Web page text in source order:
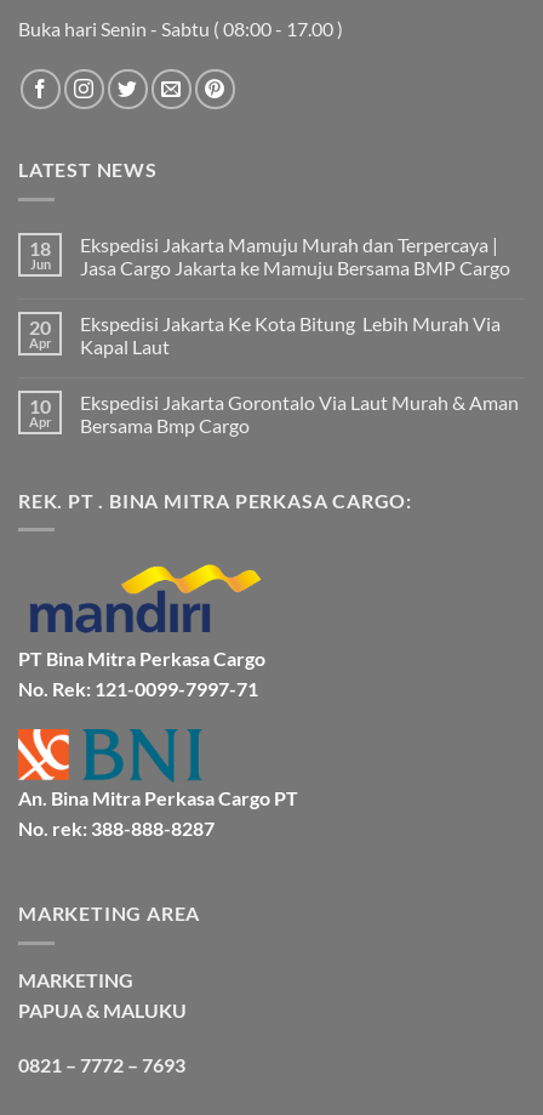
Buka hari Senin - Sabtu ( 08:00 - 17.00 )
LATEST NEWS
18
Jun
Ekspedisi Jakarta Mamuju Murah dan Terpercaya |
Jasa Cargo Jakarta ke Mamuju Bersama BMP Cargo
komentar
pada
Ekspedisi
Murah
dan
Terpercaya
Jakarta
ke
20
Apr
Ekspedisi Jakarta Ke Kota Bitung Lebih Murah Via
Kapal Laut
komentar
pada
Ekspedisi
Bitung
Lebih
10
Apr
Ekspedisi Jakarta Gorontalo Via Laut Murah & Aman
Bersama Bmp Cargo
pada
Ekspedisi
&
Aman
Bersama
Bmp
Cargo
REK. PT . BINA MITRA PERKASA CARGO:
PT Bina Mitra Perkasa Cargo
No. Rek: 121-0099-7997-71
An. Bina Mitra Perkasa Cargo PT
No. rek: 388-888-8287
MARKETING AREA
MARKETING
PAPUA & MALUKU
0821 – 7772 – 7693